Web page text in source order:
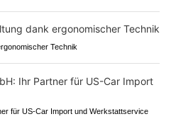
Technik
für US-Car Import und Werkstattservice